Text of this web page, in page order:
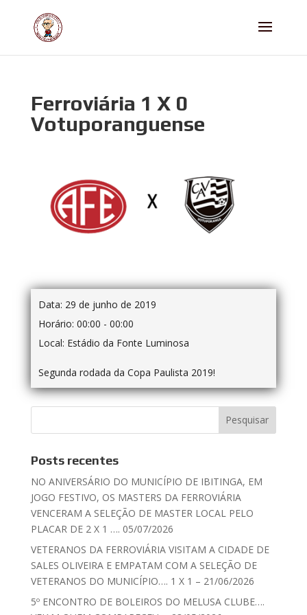
Ferroviária 1 X 0
Votuporanguense
Data: 29 de junho de 2019
Horário: 00:00 - 00:00
Local: Estádio da Fonte Luminosa
Segunda rodada da Copa Paulista 2019!
Posts recentes
NO ANIVERSÁRIO DO MUNICÍPIO DE IBITINGA, EM
JOGO FESTIVO, OS MASTERS DA FERROVIÁRIA
VENCERAM A SELEÇÃO DE MASTER LOCAL PELO
PLACAR DE 2 X 1 …. 05/07/2026
VETERANOS DA FERROVIÁRIA VISITAM A CIDADE DE
SALES OLIVEIRA E EMPATAM COM A SELEÇÃO DE
VETERANOS DO MUNICÍPIO…. 1 X 1 – 21/06/2026
5º ENCONTRO DE BOLEIROS DO MELUSA CLUBE….